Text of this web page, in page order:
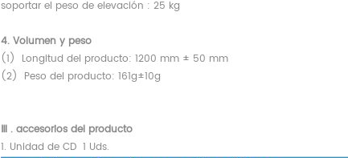
soportar el peso de elevación : 25 kg
4. Volumen y peso
(1) Longitud del producto: 1200 mm ± 50 mm
(2) Peso del producto: 161g±10g
Ⅲ . accesorios del producto
1. Unidad de CD1 Uds.